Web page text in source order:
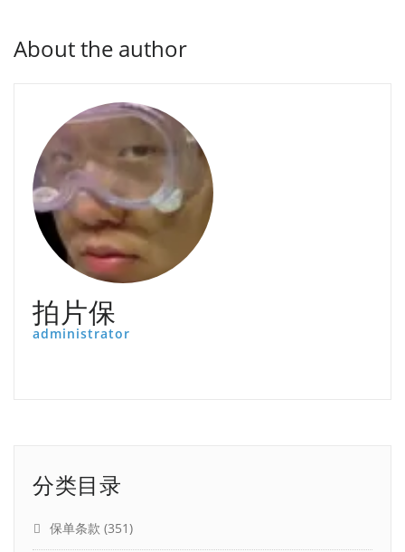
About the author
拍片保
administrator
分类目录
保单条款 (351)